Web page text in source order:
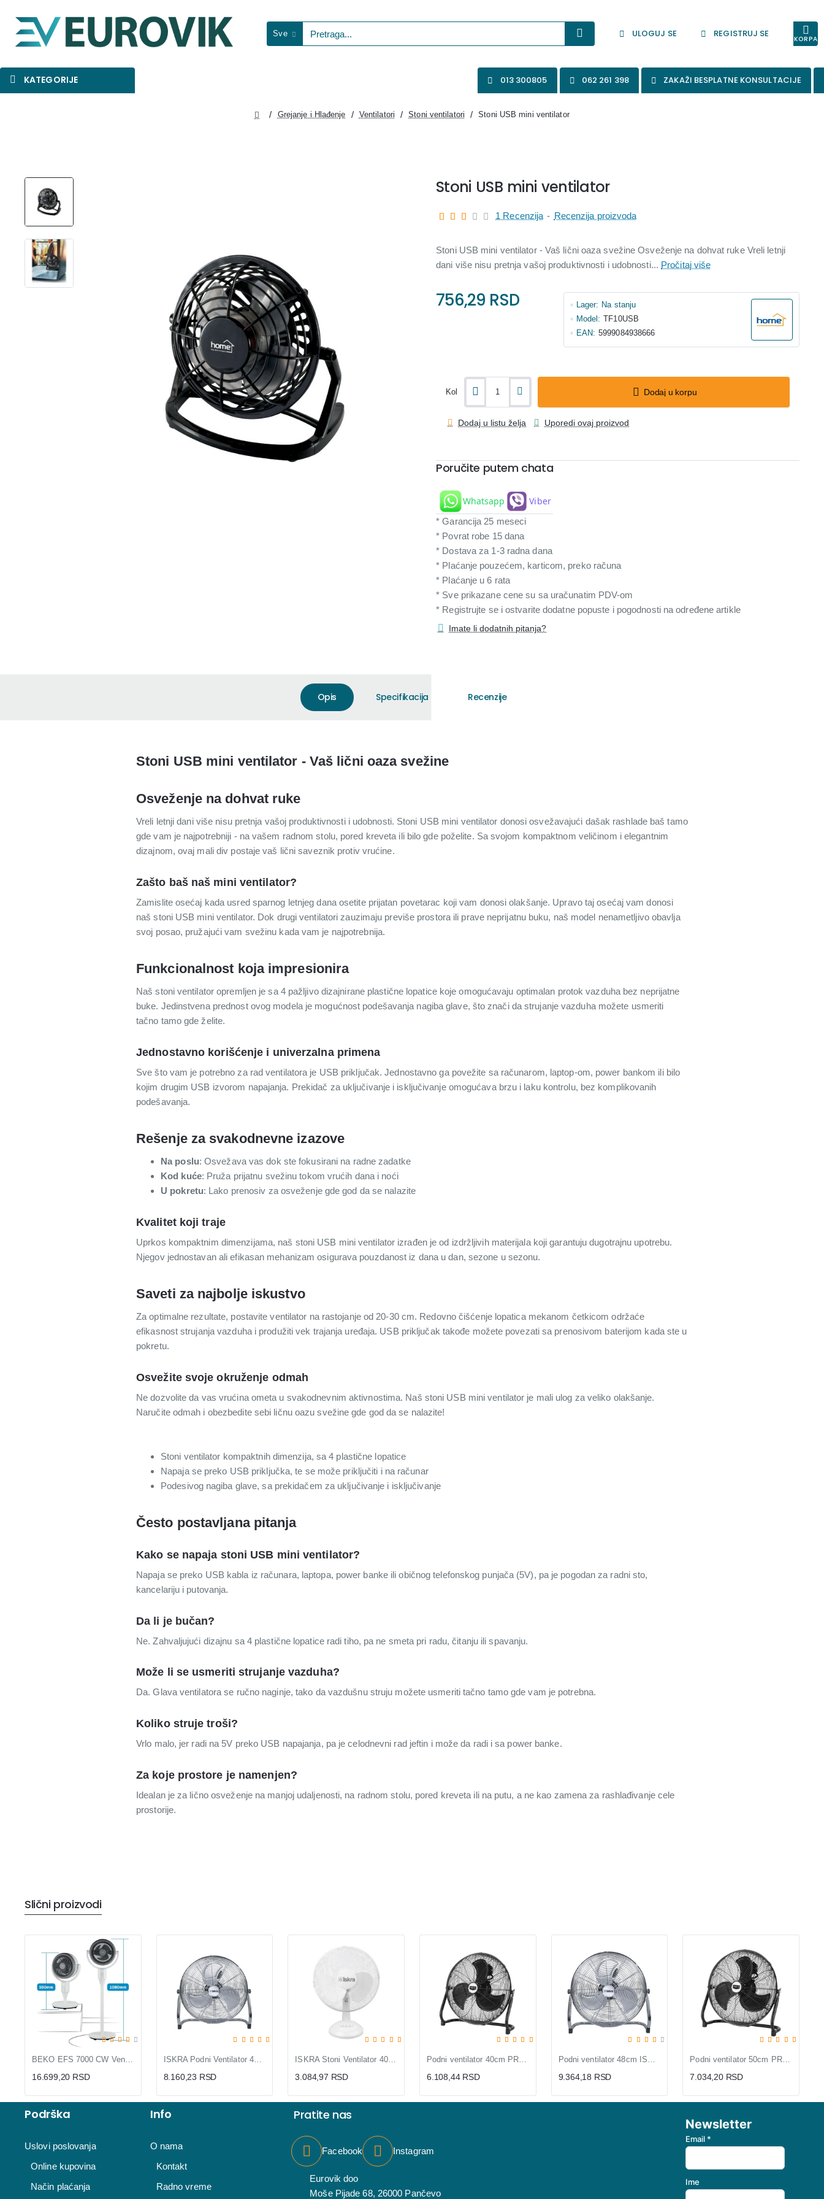
Sve
Pretraga... ULOGUJ SE REGISTRUJ SE KORPA
KATEGORIJE SVE ZA VIDEO NADZOR
013 300805 062 261 398 ZAKAŽI BESPLATNE KONSULTACIJE
Grejanje i Hlađenje Ventilatori Stoni ventilatori Stoni USB mini ventilator
Stoni USB mini ventilator
Stoni USB mini ventilator - Vaš lični oaza svežine Osveženje na dohvat ruke Vreli letnji
dani više nisu pretnja vašoj produktivnosti i udobnosti... Pročitaj više
1 Recenzija - Recenzija proizvoda
756,29 RSD Lager: Na stanju
Model: TF10USB
EAN: 5999084938666
Kol Dodaj u korpu
Dodaj u listu želja Uporedi ovaj proizvod
Poručite putem chata
Whatsapp Viber
* Garancija 25 meseci
* Povrat robe 15 dana
* Dostava za 1-3 radna dana
* Plaćanje pouzećem, karticom, preko računa
* Plaćanje u 6 rata
* Sve prikazane cene su sa uračunatim PDV-om
* Registrujte se i ostvarite dodatne popuste i pogodnosti na određene artikle
Imate li dodatnih pitanja?
Opis Specifikacija Recenzije
Stoni USB mini ventilator - Vaš lični oaza svežine
Osveženje na dohvat ruke
Vreli letnji dani više nisu pretnja vašoj produktivnosti i udobnosti. Stoni USB mini ventilator donosi osvežavajući dašak rashlade baš tamo
gde vam je najpotrebniji - na vašem radnom stolu, pored kreveta ili bilo gde poželite. Sa svojom kompaktnom veličinom i elegantnim
dizajnom, ovaj mali div postaje vaš lični saveznik protiv vrućine.
Zašto baš naš mini ventilator?
Zamislite osećaj kada usred sparnog letnjeg dana osetite prijatan povetarac koji vam donosi olakšanje. Upravo taj osećaj vam donosi
naš stoni USB mini ventilator. Dok drugi ventilatori zauzimaju previše prostora ili prave neprijatnu buku, naš model nenametljivo obavlja
svoj posao, pružajući vam svežinu kada vam je najpotrebnija.
Funkcionalnost koja impresionira
Naš stoni ventilator opremljen je sa 4 pažljivo dizajnirane plastične lopatice koje omogućavaju optimalan protok vazduha bez neprijatne
buke. Jedinstvena prednost ovog modela je mogućnost podešavanja nagiba glave, što znači da strujanje vazduha možete usmeriti
tačno tamo gde želite.
Jednostavno korišćenje i univerzalna primena
Sve što vam je potrebno za rad ventilatora je USB priključak. Jednostavno ga povežite sa računarom, laptop-om, power bankom ili bilo
kojim drugim USB izvorom napajanja. Prekidač za uključivanje i isključivanje omogućava brzu i laku kontrolu, bez komplikovanih
podešavanja.
Rešenje za svakodnevne izazove
Na poslu: Osvežava vas dok ste fokusirani na radne zadatke
Kod kuće: Pruža prijatnu svežinu tokom vrućih dana i noći
U pokretu: Lako prenosiv za osveženje gde god da se nalazite
Kvalitet koji traje
Uprkos kompaktnim dimenzijama, naš stoni USB mini ventilator izrađen je od izdržljivih materijala koji garantuju dugotrajnu upotrebu.
Njegov jednostavan ali efikasan mehanizam osigurava pouzdanost iz dana u dan, sezone u sezonu.
Saveti za najbolje iskustvo
Za optimalne rezultate, postavite ventilator na rastojanje od 20-30 cm. Redovno čišćenje lopatica mekanom četkicom održaće
efikasnost strujanja vazduha i produžiti vek trajanja uređaja. USB priključak takođe možete povezati sa prenosivom baterijom kada ste u
pokretu.
Osvežite svoje okruženje odmah
Ne dozvolite da vas vrućina ometa u svakodnevnim aktivnostima. Naš stoni USB mini ventilator je mali ulog za veliko olakšanje.
Naručite odmah i obezbedite sebi ličnu oazu svežine gde god da se nalazite!
Stoni ventilator kompaktnih dimenzija, sa 4 plastične lopatice
Napaja se preko USB priključka, te se može priključiti i na računar
Podesivog nagiba glave, sa prekidačem za uključivanje i isključivanje
Često postavljana pitanja
Kako se napaja stoni USB mini ventilator?
Napaja se preko USB kabla iz računara, laptopa, power banke ili običnog telefonskog punjača (5V), pa je pogodan za radni sto,
kancelariju i putovanja.
Da li je bučan?
Ne. Zahvaljujući dizajnu sa 4 plastične lopatice radi tiho, pa ne smeta pri radu, čitanju ili spavanju.
Može li se usmeriti strujanje vazduha?
Da. Glava ventilatora se ručno naginje, tako da vazdušnu struju možete usmeriti tačno tamo gde vam je potrebna.
Koliko struje troši?
Vrlo malo, jer radi na 5V preko USB napajanja, pa je celodnevni rad jeftin i može da radi i sa power banke.
Za koje prostore je namenjen?
Idealan je za lično osveženje na manjoj udaljenosti, na radnom stolu, pored kreveta ili na putu, a ne kao zamena za rashlađivanje cele
prostorije.
Slični proizvodi
BEKO EFS 7000 CW Ventilator
16.699,20 RSD
ISKRA Podni Ventilator 44cm 110W Metalni FF-450A
8.160,23 RSD
ISKRA Stoni Ventilator 40cm 40W sa Oscilacijom DF-002
3.084,97 RSD
Podni ventilator 40cm PROSTO
6.108,44 RSD
Podni ventilator 48cm ISKRA
9.364,18 RSD
Podni ventilator 50cm PROSTO
7.034,20 RSD
Podrška
Uslovi poslovanja
Online kupovina
Način plaćanja
Info
O nama
Kontakt
Radno vreme
Pratite nas
Facebook Instagram
Eurovik doo
Moše Pijade 68, 26000 Pančevo